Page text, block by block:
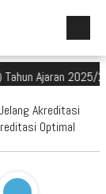
2025/2026
Akreditasi
Optimal